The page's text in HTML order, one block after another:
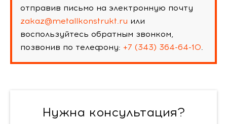
отправив письмо на электронную почту
zakaz@metallkonstrukt.ru или
воспользуйтесь обратным звонком,
позвонив по телефону: +7 (343) 364-64-10.
Нужна консультация?